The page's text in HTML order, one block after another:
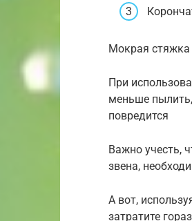
Мокрая
При
меньше
повредится
Важно учесть,
звена,
А вот,
затратите